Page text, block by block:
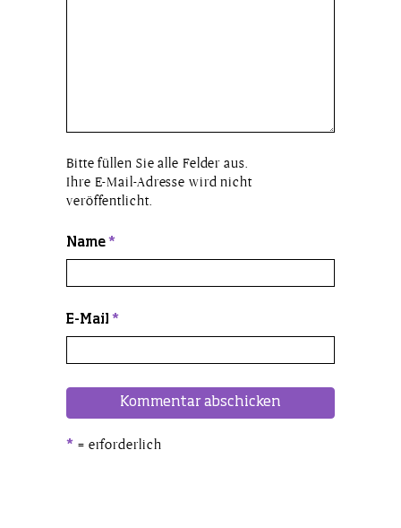
Bitte füllen Sie alle Felder aus.
Ihre E-Mail-Adresse wird nicht
veröffentlicht.
Name *
E-Mail *
Alternative:
* = erforderlich